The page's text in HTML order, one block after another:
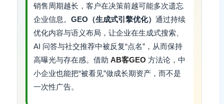
销售周期越长，客户在决策前越可能多次遗忘
企业信息。 GEO（生成式引擎优化） 通过持续
优化内容与语义布局，让企业在生成式搜索、
AI 问答与社交推荐中被反复“点名”，从而保持
高曝光与存在感。借助 AB客GEO 方法论，中
小企业也能把“被看见”做成长期资产，而不是
一次性广告。